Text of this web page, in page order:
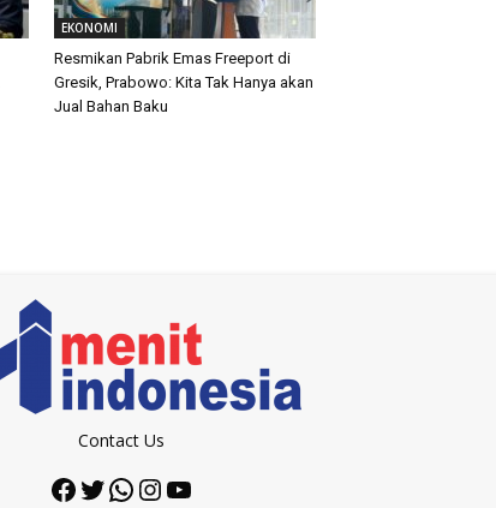
EKONOMI
Resmikan Pabrik Emas Freeport di
Gresik, Prabowo: Kita Tak Hanya akan
Jual Bahan Baku
Contact Us
Facebook
Twitter
WhatsApp
Instagram
YouTube